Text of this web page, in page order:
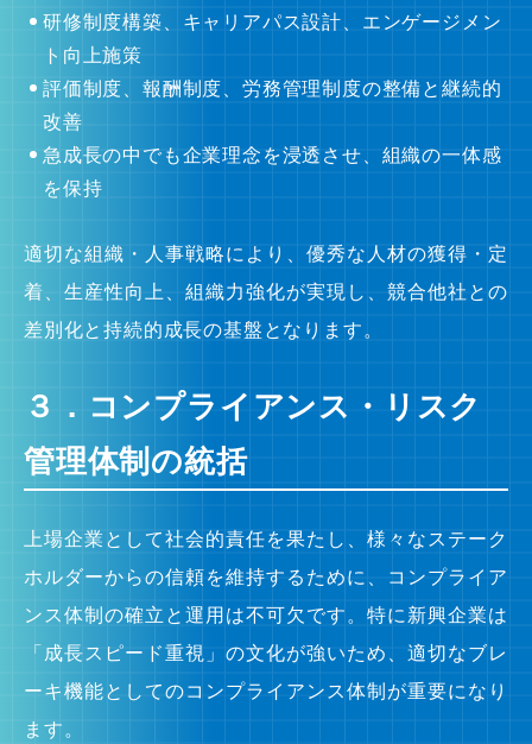
研修制度構築、キャリアパス設計、エンゲージメン
ト向上施策
評価制度、報酬制度、労務管理制度の整備と継続的
改善
急成長の中でも企業理念を浸透させ、組織の一体感
を保持
適切な組織・人事戦略により、優秀な人材の獲得・定
着、生産性向上、組織力強化が実現し、競合他社との
差別化と持続的成長の基盤となります。
３．コンプライアンス・リスク
管理体制の統括
上場企業として社会的責任を果たし、様々なステーク
ホルダーからの信頼を維持するために、コンプライア
ンス体制の確立と運用は不可欠です。特に新興企業は
「成長スピード重視」の文化が強いため、適切なブレ
ーキ機能としてのコンプライアンス体制が重要になり
ます。